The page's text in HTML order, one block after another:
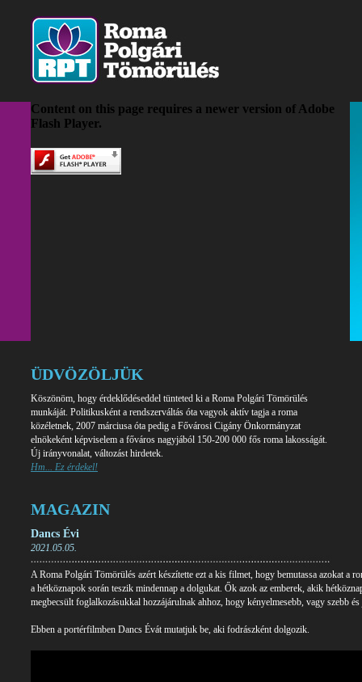
Content on this page requires a newer version of Adobe
Flash Player.
ÜDVÖZÖLJÜK
Köszönöm, hogy érdeklődéseddel tünteted ki a Roma Polgári Tömörülés
munkáját. Politikusként a rendszerváltás óta vagyok aktív tagja a roma
közéletnek, 2007 márciusa óta pedig a Fővárosi Cigány Önkormányzat
elnökeként képviselem a főváros nagyjából 150-200 000 fős roma lakosságát.
Új irányvonalat, változást hirdetek.
Hm... Ez érdekel!
MAGAZIN
Dancs Évi
2021.05.05.
A Roma Polgári Tömörülés azért készítette ezt a kis filmet, hogy bemutassa azokat a
a hétköznapok során teszik mindennap a dolgukat. Ők azok az emberek, akik
megbecsült foglalkozásukkal hozzájárulnak ahhoz, hogy kényelmesebb, vagy szebb
Ebben a portérfilmben Dancs Évát mutatjuk be, aki fodrászként dolgozik.